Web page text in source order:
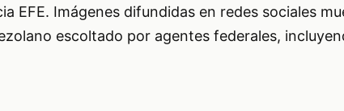
EFE. Imágenes difundidas en redes sociales
escoltado por agentes federales,